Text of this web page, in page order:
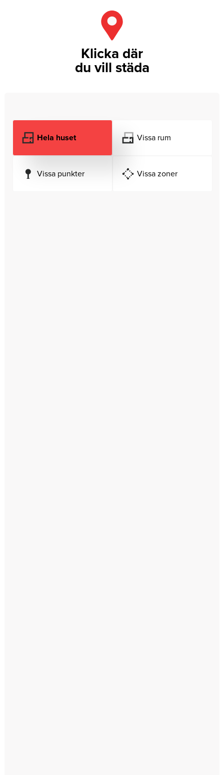
Klicka där
du vill städa
Hela huset Vissa rum
Vissa zoner
Vissa punkter